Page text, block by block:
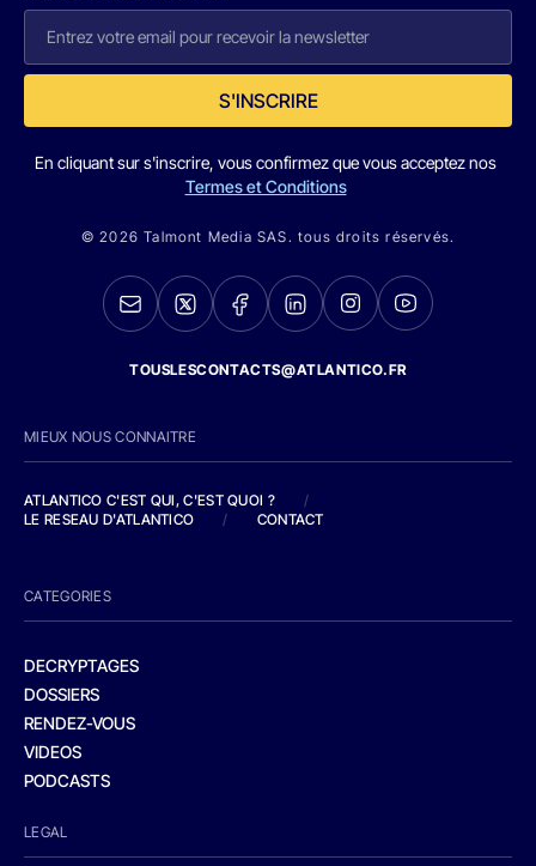
S'INSCRIRE
En cliquant sur s'inscrire, vous confirmez que vous acceptez nos
Termes et Conditions
© 2026 Talmont Media SAS. tous droits réservés.
TOUSLESCONTACTS@ATLANTICO.FR
MIEUX NOUS CONNAITRE
ATLANTICO C'EST QUI, C'EST QUOI ?
/
LE RESEAU D'ATLANTICO
/ CONTACT
CATEGORIES
DECRYPTAGES
DOSSIERS
RENDEZ-VOUS
VIDEOS
PODCASTS
LEGAL